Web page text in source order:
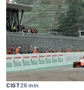
CIGT26 min